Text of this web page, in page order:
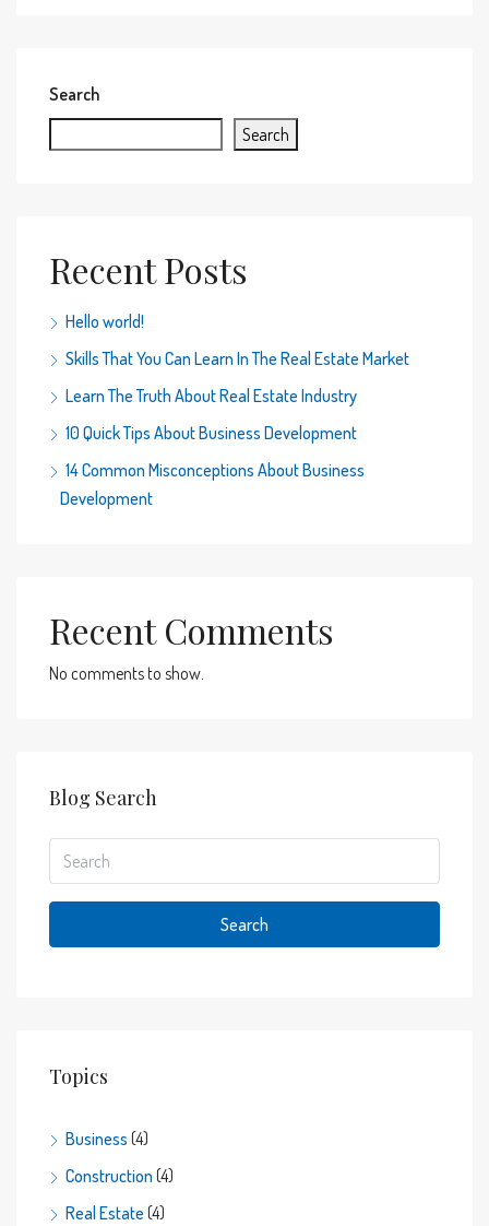
Search
Search
Recent Posts
Hello world!
Skills That You Can Learn In The Real Estate Market
Learn The Truth About Real Estate Industry
10 Quick Tips About Business Development
14 Common Misconceptions About Business
Development
Recent Comments
No comments to show.
Blog Search
Search
Topics
Business (4)
Construction (4)
Real Estate (4)